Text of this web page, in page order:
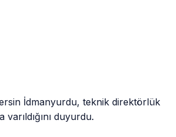
İdmanyurdu, teknik direktörlük
varıldığını duyurdu.